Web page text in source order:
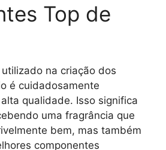
Top de
na criação dos
é cuidadosamente
qualidade. Isso significa
uma fragrância que
bem, mas também
componentes